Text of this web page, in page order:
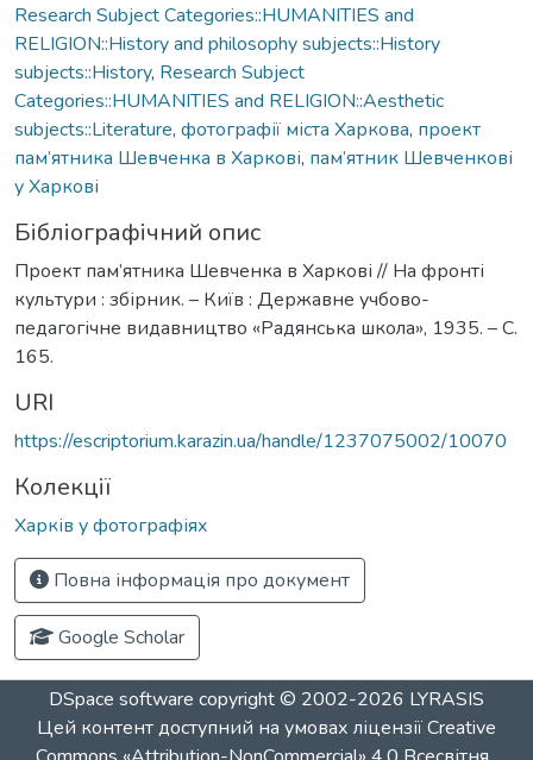
Research Subject Categories::HUMANITIES and
RELIGION::History and philosophy subjects::History
subjects::History, Research Subject
Categories::HUMANITIES and RELIGION::Aesthetic
subjects::Literature, фотографії міста Харкова, проект
пам’ятника Шевченка в Харкові, пам’ятник Шевченкові
у Харкові
Бібліографічний опис
Проект пам’ятника Шевченка в Харкові // На фронті
культури : збірник. – Київ : Державне учбово-
педагогічне видавництво «Радянська школа», 1935. – С.
165.
URI
https://escriptorium.karazin.ua/handle/1237075002/10070
Колекції
Харків у фотографіях
Повна інформація про документ
Google Scholar
DSpace software copyright © 2002-2026 LYRASIS
Цей контент доступний на умовах ліцензіїCreative